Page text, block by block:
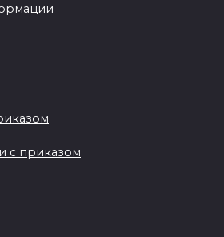
с приказом